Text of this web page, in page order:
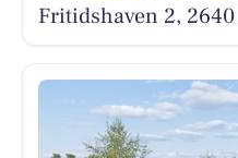
Fritidshaven 2,